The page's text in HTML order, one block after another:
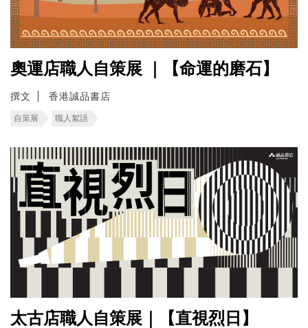
奧運店職人自策展 ｜【命運的磨石】
撰文 香港誠品書店
自策展 職人絮語
太古店職人自策展｜【直視烈日】